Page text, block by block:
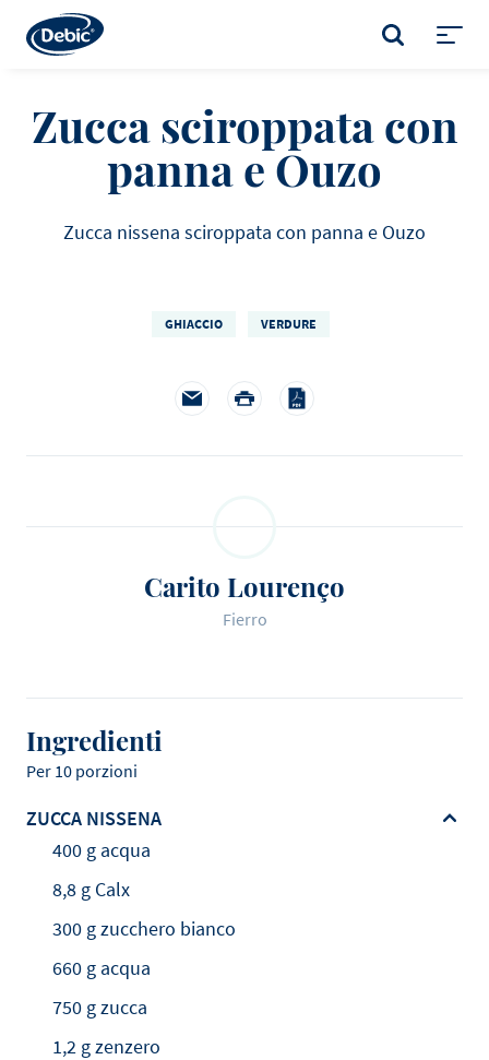
main
CERCA
Zucca sciroppata con
panna e Ouzo
Zucca nissena sciroppata con panna e Ouzo
GHIACCIO VERDURE
Carito Lourenço
Fierro
Ingredienti
Per 10 porzioni
ZUCCA NISSENA
400 g acqua
8,8 g Calx
300 g zucchero bianco
660 g acqua
750 g zucca
1,2 g zenzero